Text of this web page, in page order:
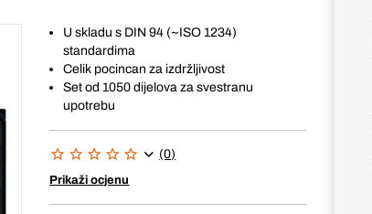
U skladu s DIN 94 (~ISO 1234)
standardima
Celik pocincan za izdržljivost
Set od 1050 dijelova za svestranu
upotrebu
(0)
Prikaži ocjenu